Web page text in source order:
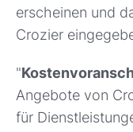
erscheinen und
Crozier
"
Angebote von
für